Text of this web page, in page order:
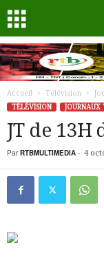
Accueil Télévision
TÉLÉVISION
JOURNAUX
JT de 13H
Par RTBMULTIMEDIA - 4